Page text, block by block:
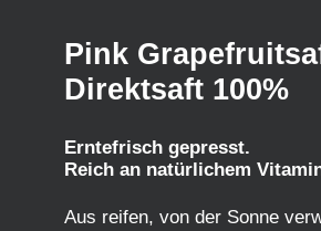
Pink
Direktsaft 100%
Erntefrisch gepresst.
Reich an natürlichem
Aus reifen, von der Sonne